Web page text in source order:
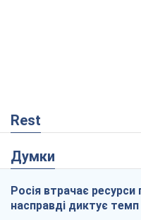
Rest
Думки
Росія втрачає
насправді диктує темп